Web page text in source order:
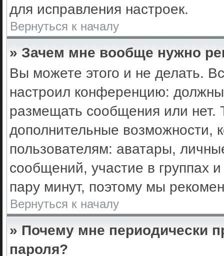
для исправления настроек.
Вернуться к началу
» Зачем мне вообще нужно
Вы можете этого и не делать.
настроил конференцию:
размещать сообщения или нет.
дополнительные возможности,
пользователям: аватары,
сообщений, участие в группах
пару минут, поэтому мы
Вернуться к началу
» Почему мне периодически
пароля?